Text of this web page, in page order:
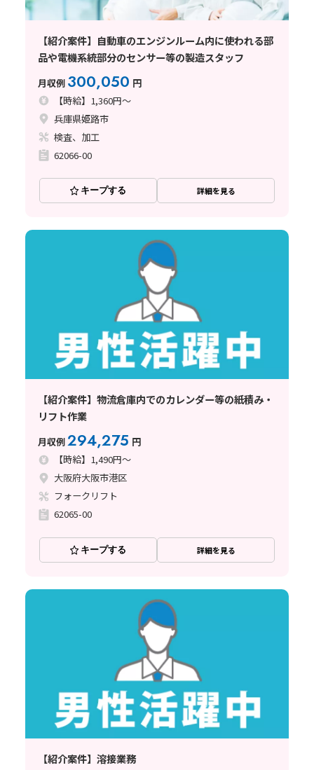
【紹介案件】自動車のエンジンルーム内に使われる部
品や電機系統部分のセンサー等の製造スタッフ
月収例 300,050 円
【時給】1,360円～
兵庫県姫路市
検査、加工
62066-00
キープする 詳細を見る
【紹介案件】物流倉庫内でのカレンダー等の紙積み・
リフト作業
月収例294,275 円
【時給】1,490円～
大阪府大阪市港区
フォークリフト
62065-00
キープする 詳細を見る
【紹介案件】溶接業務